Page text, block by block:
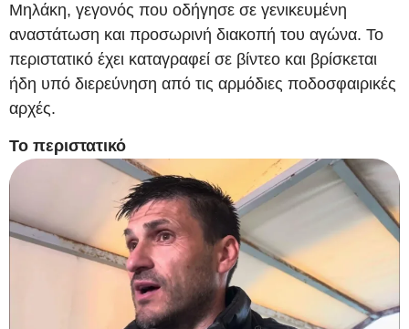
Μηλάκη, γεγονός που οδήγησε σε γενικευμένη
αναστάτωση και προσωρινή διακοπή του αγώνα. Το
περιστατικό έχει καταγραφεί σε βίντεο και βρίσκεται
ήδη υπό διερεύνηση από τις αρμόδιες ποδοσφαιρικές
αρχές.
Το περιστατικό